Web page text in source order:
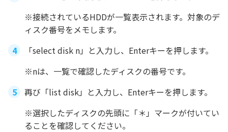
※接続されているHDDが一覧表示されます。対象のデ
ィスク番号をメモします。
「select disk n」と入力し、Enterキーを押します。
※nは、一覧で確認したディスクの番号です。
再び「list disk」と入力し、Enterキーを押します。
※選択したディスクの先頭に「＊」マークが付いてい
ることを確認してください。